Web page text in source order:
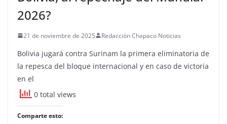
2026?
21 de noviembre de 2025 Redacción Chapaco Noticias
Bolivia jugará contra Surinam la primera eliminatoria de
la repesca del bloque internacional y en caso de victoria
en el
0 total views
Comparte esto: